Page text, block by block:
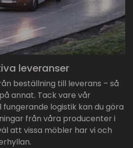
leveranser
beställning till leverans – så
annat. Tack vare vår
logistik kan du göra
från våra producenter i
att vissa möbler har vi och